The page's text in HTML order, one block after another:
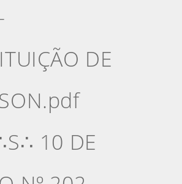
DE
10 DE